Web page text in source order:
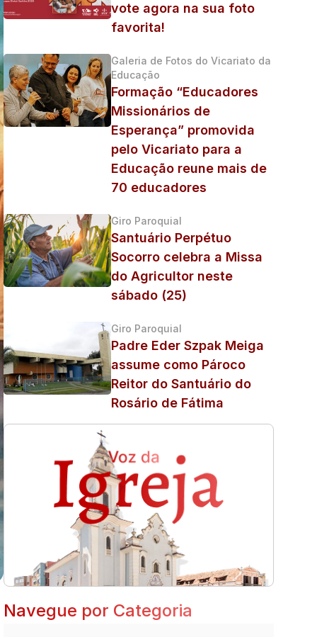
vote agora na sua foto
favorita!
Galeria de Fotos do Vicariato da
Educação
Formação “Educadores
Missionários de
Esperança” promovida
pelo Vicariato para a
Educação reune mais de
70 educadores
Giro Paroquial
Santuário Perpétuo
Socorro celebra a Missa
do Agricultor neste
sábado (25)
Giro Paroquial
Padre Eder Szpak Meiga
assume como Pároco
Reitor do Santuário do
Rosário de Fátima
Navegue por Categoria